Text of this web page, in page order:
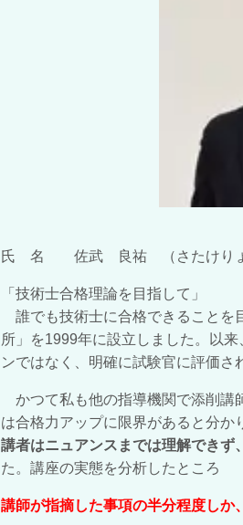
氏 名 佐武 良祐 （さたけりょ
「技術士合格理論を目指して」
誰でも技術士に合格できることを
所」を1999年に設立しました。以
ンではなく、明確に試験官に評価さ
かつて私も他の指導機関で添削講
は合格力アップに限界があると分か
講者はニュアンスまでは理解できず
た。講座の実態を分析したところ
講師が指摘した事項の半分程度しか